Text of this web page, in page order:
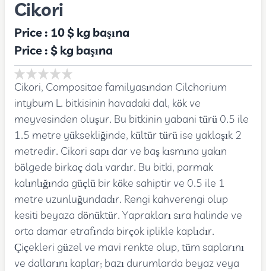
Cikori
Price : 10 $kg başına
Price :$kg başına
Cikori, Compositae familyasından Cilchorium
intybum L. bitkisinin havadaki dal, kök ve
meyvesinden oluşur. Bu bitkinin yabani türü 0.5 ile
1.5 metre yüksekliğinde, kültür türü ise yaklaşık 2
metredir. Cikori sapı dar ve baş kısmına yakın
bölgede birkaç dalı vardır. Bu bitki, parmak
kalınlığında güçlü bir köke sahiptir ve 0.5 ile 1
metre uzunluğundadır. Rengi kahverengi olup
kesiti beyaza dönüktür. Yaprakları sıra halinde ve
orta damar etrafında birçok iplikle kaplıdır.
Çiçekleri güzel ve mavi renkte olup, tüm saplarını
ve dallarını kaplar; bazı durumlarda beyaz veya